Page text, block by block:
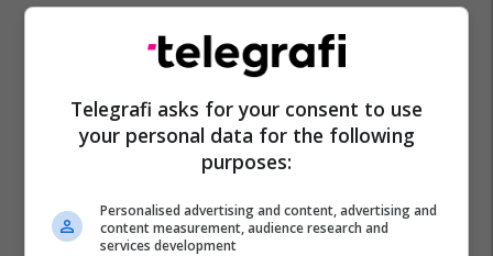
Real Madrid Brahim Diaz
Telegrafi asks for your consent to use
your personal data for the following
purposes:
Personalised advertising and content, advertising and
content measurement, audience research and
services development